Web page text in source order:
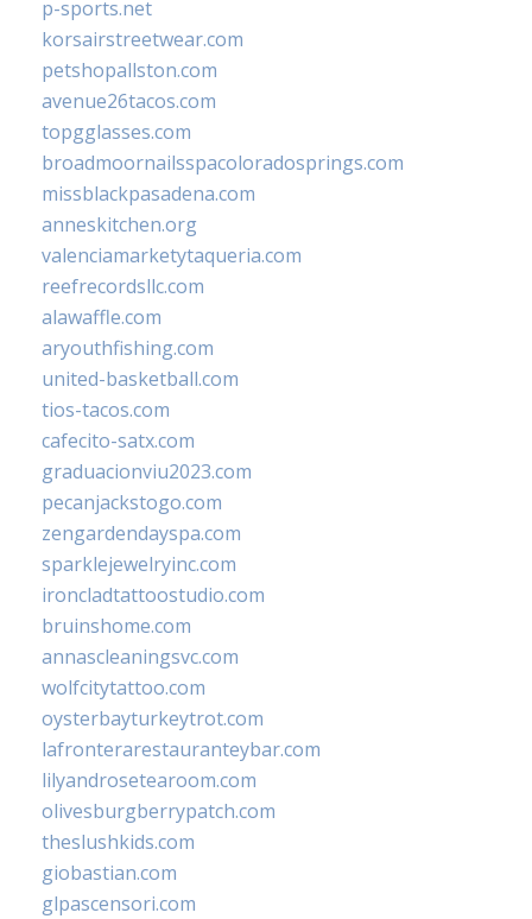
p-sports.net
korsairstreetwear.com
petshopallston.com
avenue26tacos.com
topgglasses.com
broadmoornailsspacoloradosprings.com
missblackpasadena.com
anneskitchen.org
valenciamarketytaqueria.com
reefrecordsllc.com
alawaffle.com
aryouthfishing.com
united-basketball.com
tios-tacos.com
cafecito-satx.com
graduacionviu2023.com
pecanjackstogo.com
zengardendayspa.com
sparklejewelryinc.com
ironcladtattoostudio.com
bruinshome.com
annascleaningsvc.com
wolfcitytattoo.com
oysterbayturkeytrot.com
lafronterarestauranteybar.com
lilyandrosetearoom.com
olivesburgberrypatch.com
theslushkids.com
giobastian.com
glpascensori.com